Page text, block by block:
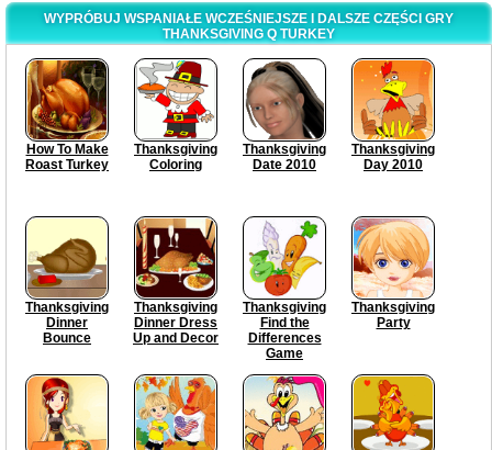
WYPRÓBUJ WSPANIAŁE WCZEŚNIEJSZE I DALSZE CZĘŚCI GRY
THANKSGIVING Q TURKEY
How To Make
Roast Turkey
Thanksgiving
Coloring
Thanksgiving
Date 2010
Thanksgiving
Day 2010
Thanksgiving
Dinner
Bounce
Thanksgiving
Dinner Dress
Up and Decor
Thanksgiving
Find the
Differences
Game
Thanksgiving
Party